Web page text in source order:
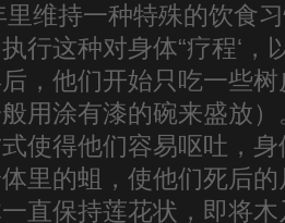
里维持一种特殊的饮食
行这种对身体“疗程‘，
，他们开始只吃一些
用涂有漆的碗来盛放
使得他们容易呕吐，
里的蛆，使他们死后
直保持莲花状，即将